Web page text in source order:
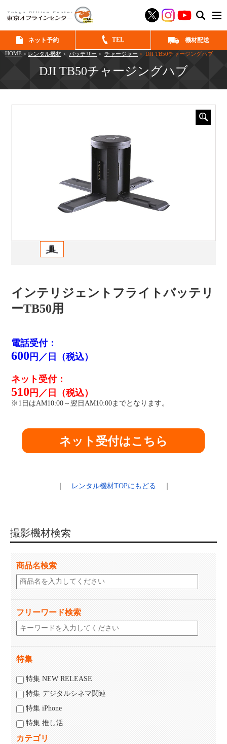
ネット予約 TEL 機材配送
HOME > レンタル機材 > バッテリー > チャージャー > DJI TB50チャージングハブ
DJI TB50チャージングハブ
インテリジェントフライトバッテリ
ーTB50用
電話受付：
600 円／日（税込）
ネット受付：
510 円／日（税込）
※1日はAM10:00～翌日AM10:00までとなります。
ネット受付はこちら
レンタル機材TOPにもどる
撮影機材検索
商品名検索
フリーワード検索
特集
特集 NEW RELEASE
特集 デジタルシネマ関連
特集 iPhone
特集 推し活
カテゴリ